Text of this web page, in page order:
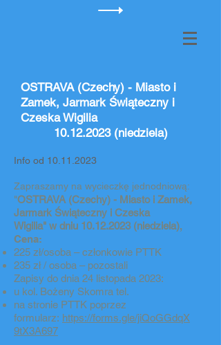
OSTRAVA (Czechy) - Miasto i
Zamek, Jarmark Świąteczny i
Czeska Wigilia
10.12.2023(niedziela)
Info od 10.11.2023
Zapraszamy na wycieczkę jednodniową:
"OSTRAVA (Czechy) - Miasto i Zamek,
Jarmark Świąteczny i Czeska
Wigilia" w dniu 10.12.2023(niedziela),
Cena:
225 zł/osoba – członkowie PTTK
235 zł / osoba – pozostali
Zapisy do dnia 24 listopada 2023:
u kol. Bożeny Skomra tel.
na stronie PTTK poprzez
formularz: https://forms.gle/jiQoGGdqX
9tX3A697